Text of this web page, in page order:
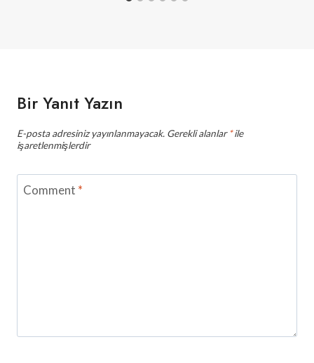
Bir Yanıt Yazın
E-posta adresiniz yayınlanmayacak. Gerekli alanlar*ile
işaretlenmişlerdir
Comment *